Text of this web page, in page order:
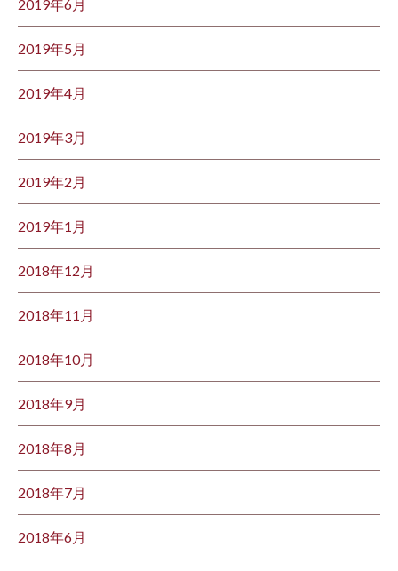
2019年6月
2019年5月
2019年4月
2019年3月
2019年2月
2019年1月
2018年12月
2018年11月
2018年10月
2018年9月
2018年8月
2018年7月
2018年6月